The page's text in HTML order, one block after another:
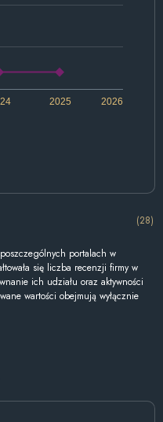
2026
2025
(28)
portalach w
się liczba recenzji firmy w
ich udziału oraz aktywności
wartości obejmują wyłącznie